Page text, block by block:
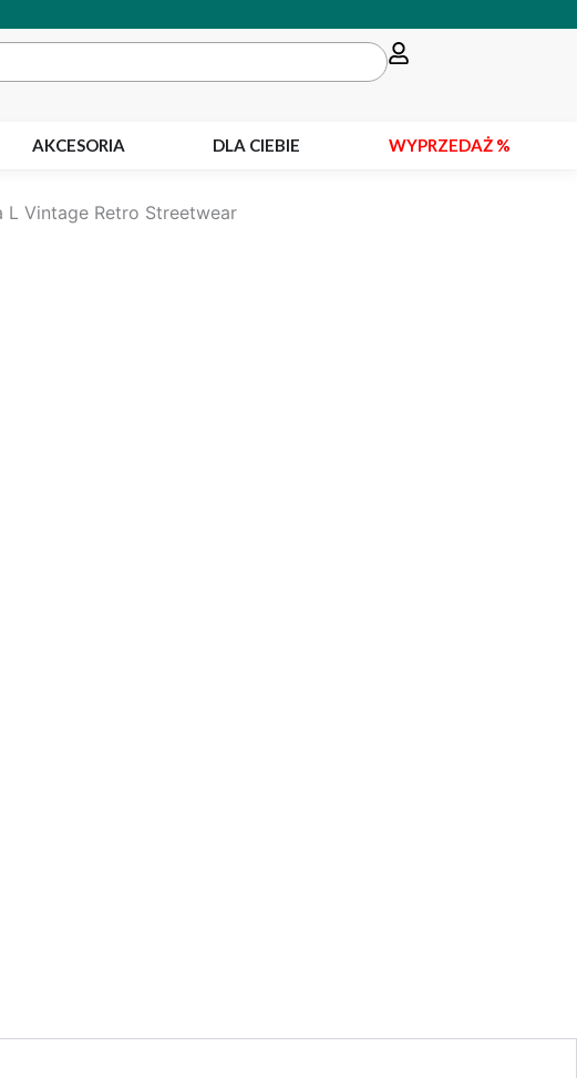
AKCESORIA DLA CIEBIE WYPRZEDAŻ %
Vintage Retro Streetwear